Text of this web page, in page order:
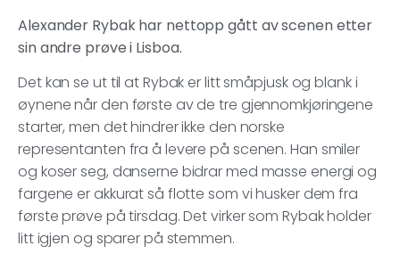
Alexander Rybak har nettopp gått av scenen etter
sin andre prøve i Lisboa.
Det kan se ut til at Rybak er litt småpjusk og blank i
øynene når den første av de tre gjennomkjøringene
starter, men det hindrer ikke den norske
representanten fra å levere på scenen. Han smiler
og koser seg, danserne bidrar med masse energi og
fargene er akkurat så flotte som vi husker dem fra
første prøve på tirsdag. Det virker som Rybak holder
litt igjen og sparer på stemmen.